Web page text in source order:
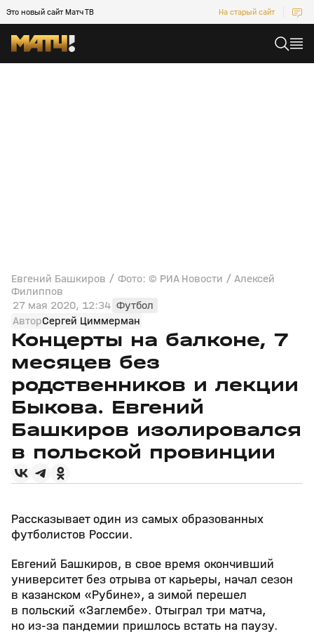
Это новый сайт Матч ТВ На старый сайт
Евгений Башкиров / Фото: © РИА Новости / Алексей
Филиппов
27 мая 2020, 12:34 Футбол
АвторСергей Циммерман
Концерты на балконе, 7
месяцев без
родственников и лекции
Быкова. Евгений
Башкиров изолировался
в польской провинции
Рассказывает один из самых образованных
футболистов России.
Евгений Башкиров, в свое время окончивший
университет без отрыва от карьеры, начал сезон
в казанском «Рубине», а зимой перешел
в польский «Заглембе». Отыграл три матча,
но из-за пандемии пришлось встать на паузу.